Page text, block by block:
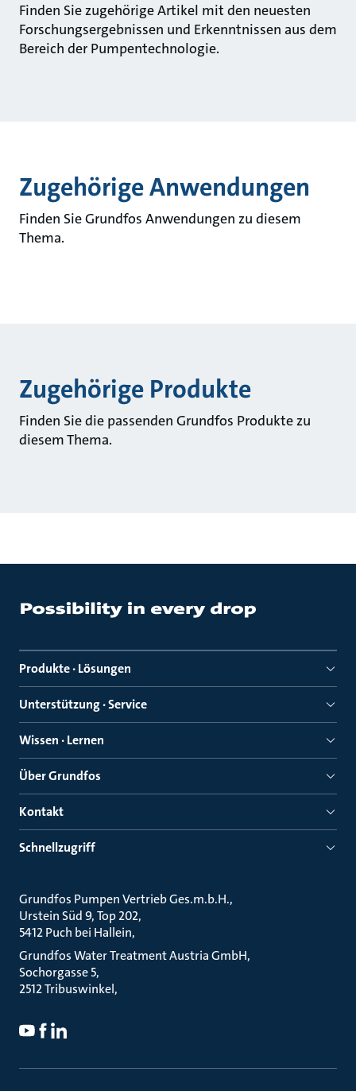
Finden Sie zugehörige Artikel mit den neuesten
Forschungsergebnissen und Erkenntnissen aus dem
Bereich der Pumpentechnologie.
Zugehörige Anwendungen
Finden Sie Grundfos Anwendungen zu diesem
Thema.
Zugehörige Produkte
Finden Sie die passenden Grundfos Produkte zu
diesem Thema.
Produkte · Lösungen
Unterstützung · Service
Wissen · Lernen
Über Grundfos
Kontakt
Schnellzugriff
Grundfos Pumpen Vertrieb Ges.m.b.H.
Urstein Süd 9, Top 202
5412 Puch bei Hallein
Grundfos Water Treatment Austria GmbH
Sochorgasse 5
2512 Tribuswinkel